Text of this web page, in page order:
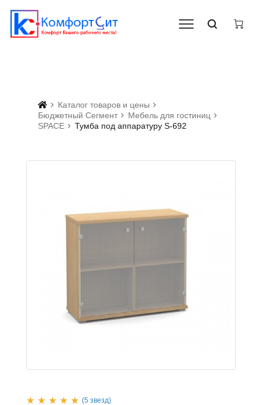
Каталог товаров и цены
Бюджетный Сегмент
Мебель для гостиниц
SPACE
Тумба под аппаратуру S-692
(5 звезд)